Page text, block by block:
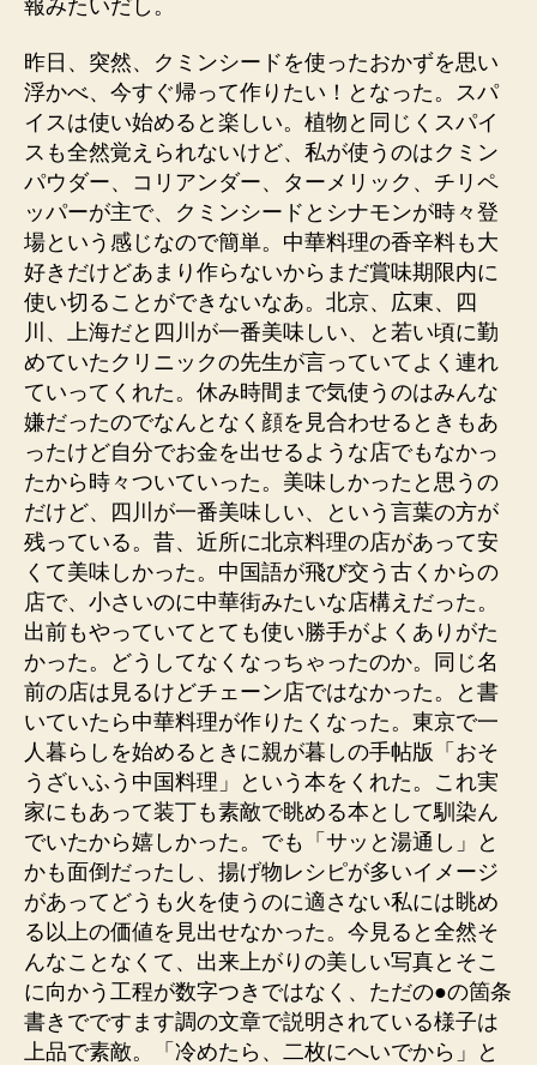
報みたいだし。
昨日、突然、クミンシードを使ったおかずを思い
浮かべ、今すぐ帰って作りたい！となった。スパ
イスは使い始めると楽しい。植物と同じくスパイ
スも全然覚えられないけど、私が使うのはクミン
パウダー、コリアンダー、ターメリック、チリペ
ッパーが主で、クミンシードとシナモンが時々登
場という感じなので簡単。中華料理の香辛料も大
好きだけどあまり作らないからまだ賞味期限内に
使い切ることができないなあ。北京、広東、四
川、上海だと四川が一番美味しい、と若い頃に勤
めていたクリニックの先生が言っていてよく連れ
ていってくれた。休み時間まで気使うのはみんな
嫌だったのでなんとなく顔を見合わせるときもあ
ったけど自分でお金を出せるような店でもなかっ
たから時々ついていった。美味しかったと思うの
だけど、四川が一番美味しい、という言葉の方が
残っている。昔、近所に北京料理の店があって安
くて美味しかった。中国語が飛び交う古くからの
店で、小さいのに中華街みたいな店構えだった。
出前もやっていてとても使い勝手がよくありがた
かった。どうしてなくなっちゃったのか。同じ名
前の店は見るけどチェーン店ではなかった。と書
いていたら中華料理が作りたくなった。東京で一
人暮らしを始めるときに親が暮しの手帖版「おそ
うざいふう中国料理」という本をくれた。これ実
家にもあって装丁も素敵で眺める本として馴染ん
でいたから嬉しかった。でも「サッと湯通し」と
かも面倒だったし、揚げ物レシピが多いイメージ
があってどうも火を使うのに適さない私には眺め
る以上の価値を見出せなかった。今見ると全然そ
んなことなくて、出来上がりの美しい写真とそこ
に向かう工程が数字つきではなく、ただの●の箇条
書きでですます調の文章で説明されている様子は
上品で素敵。「冷めたら、二枚にへいでから」と